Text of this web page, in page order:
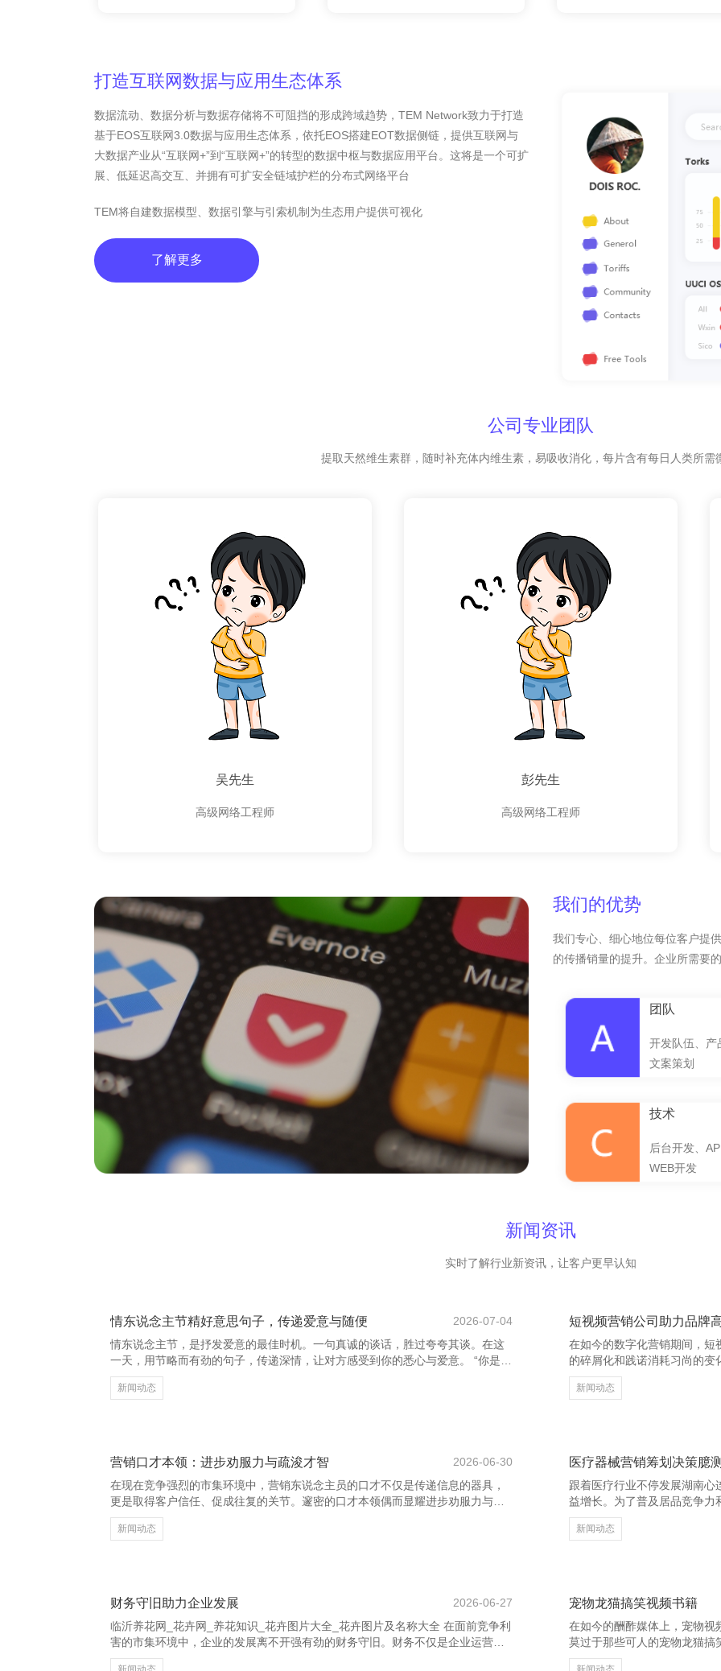
打造互联网数据与应用生态体系
数据流动、数据分析与数据存储将不可阻挡的形成跨域趋势，TEM Network致力于打造
基于EOS互联网3.0数据与应用生态体系，依托EOS搭建EOT数据侧链，提供互联网与
大数据产业从“互联网+”到“互联网+”的转型的数据中枢与数据应用平台。这将是一个可扩
展、低延迟高交互、并拥有可扩安全链域护栏的分布式网络平台
TEM将自建数据模型、数据引擎与引索机制为生态用户提供可视化
了解更多
公司专业团队
提取天然维生素群，随时补充体内维生素，易吸收消化，每片含有每日人类所需
吴先生
高级网络工程师
彭先生
高级网络工程师
我们的优势
我们专心、细心地位每位客户提
的传播销量的提升。企业所需要
团队
开发队伍、产
文案策划
技术
后台开发、
WEB开发
新闻资讯
实时了解行业新资讯，让客户更早认知
情东说念主节精好意思句子，传递爱意与随便
2026-07-04
情东说念主节，是抒发爱意的最佳时机。一句真诚的谈话，胜过夸夸其谈。在这
一天，用节略而有劲的句子，传递深情，让对方感受到你的悉心与爱意。 “你是我
性射中的光，照亮我每一个边缘。”这句浮浅的话，说念出了爱情中最真诚的情
态。在正常的日子里，有东说念主状态为你停留，即是最有数的幸福。 临沂养花
新闻动态
短视频营销公司助力品牌
在如今的数字化营销期间，短
的碎屑化和践诺消耗习尚的
起为品牌营销的新风口。而短
量。 专科的短视频营销公司
场影响
新闻动态
营销口才本领：进步劝服力与疏浚才智
2026-06-30
在现在竞争强烈的市集环境中，营销东说念主员的口才不仅是传递信息的器具，
更是取得客户信任、促成往复的关节。邃密的口才本领偶而显耀进步劝服力与疏
浚才智湖南心连通网络科技有限公司-官网，从而增强营销效果。 最初，了了抒发
是营销口才的基础。营销东说念主员应学会用粗略明了的语言传达中枢信息，幸
新闻动态
医疗器械营销筹划决策臆
跟着医疗行业不停发展湖南
益增长。为了普及居品竞争力
首要。 最初，明确观点阛阓
及下层医疗机构等，针对不
新闻动态
财务守旧助力企业发展
2026-06-27
临沂养花网_花卉网_养花知识_花卉图片大全_花卉图片及名称大全 在面前竞争利
害的市集环境中，企业的发展离不开强有劲的财务守旧。财务不仅是企业运营
的“血液”，更是推动企业抓续增长的紧迫能源。 当先，合理的财务规划有助于企
宠物龙猫搞笑视频书籍
在如今的酬酢媒体上，宠物视
莫过于那些可人的宠物龙猫搞
在，更通过它们的滑稽活动，